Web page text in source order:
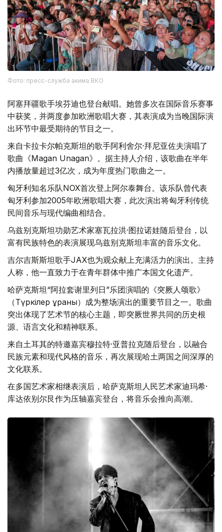
Фото: пресс-служба акима ВКО
阿塞拜疆歌手埃芬迪也登台献唱。她曾多次在国际音乐赛事
中获奖，并两度参加欧洲歌唱大赛，其表演成为当晚国际演
出环节中最受期待的节目之一。
来自卡拉卡尔帕克斯坦的歌手阿利舍尔·拜尼亚佐夫演唱了
歌曲《Magan Unagan》。据主持人介绍，该歌曲在半年
内播放量超过3亿次，成为年度热门歌曲之一。
匈牙利知名乐队NOX首次登上阿尔泰舞台。该乐队曾代表
匈牙利参加2005年欧洲歌唱大赛，此次演出将匈牙利传统
民间音乐与现代编曲相结合。
乌兹别克斯坦功勋艺术家塞瓦拉洪·图拉诺娃随后登台，以
富有民族特色的表演展现乌兹别克斯坦丰富的音乐文化。
吉尔吉斯斯坦歌手JAX也为观众献上充满活力的演出。主持
人称，他一直致力于在青年群体中推广本国文化遗产。
哈萨克斯坦“阿拉套谢里列日”乐团演唱的《突厥人颂歌》
（Түркілер ұраны）成为整场演出的重要节目之一。歌曲
突出体现了艺术节的核心主题，即突厥世界共同的历史根
源、语言文化和精神联系。
来自土耳其的特邀嘉宾穆拉特·亚普拉克随后登台，以融合
民族元素和现代风格的音乐，再次展现哈土两国之间深厚的
文化联系。
在多国艺术家相继表演后，哈萨克斯坦人民艺术家迪玛希·
库达依别尔艮作为压轴嘉宾登台，将音乐会推向高潮。